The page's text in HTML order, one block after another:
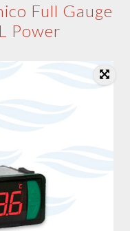
Full Gauge
Power